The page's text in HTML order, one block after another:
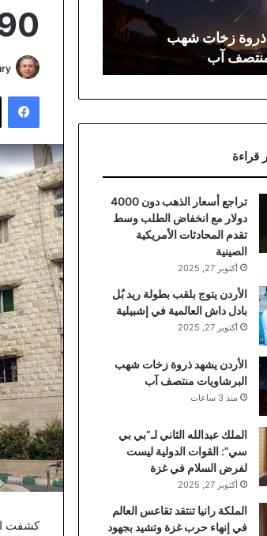
90
كشفت
ذروة زخات شهب
منتصف آب
قراءة
تراجع أسعار الذهب دون 4000
دولار مع انخفاض الطلب وسط
تقدم المحادثات الأمريكية
الصينية
أكتوبر 27, 2025
الأردن يتوج بلقب بطولة ريد بُل
بادل داش العالمية في إشبيلية
أكتوبر 27, 2025
الأردن يشهد ذروة زخات شهب
البرشاويات منتصف آب
منذ 3 ساعات
الملك عبدالله الثاني لـ”بي بي
سي”: القوات الدولية ليست
لفرض السلام في غزة
أكتوبر 27, 2025
الملكة رانيا تنتقد تقاعس العالم
في إنهاء حرب غزة وتشيد بجهود